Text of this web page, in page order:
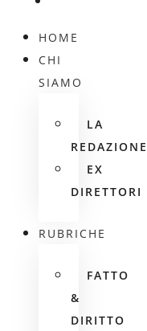
HOME
CHI
SIAMO
LA
REDAZIONE
EX
DIRETTORI
RUBRICHE
FATTO
&
DIRITTO